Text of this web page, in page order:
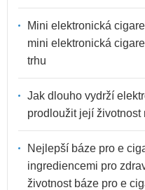
Mini elektronická
mini elektronická
trhu
Jak dlouho vydrží
prodloužit její životnost
Nejlepší báze pro e
ingrediencemi pro
životnost báze pro e